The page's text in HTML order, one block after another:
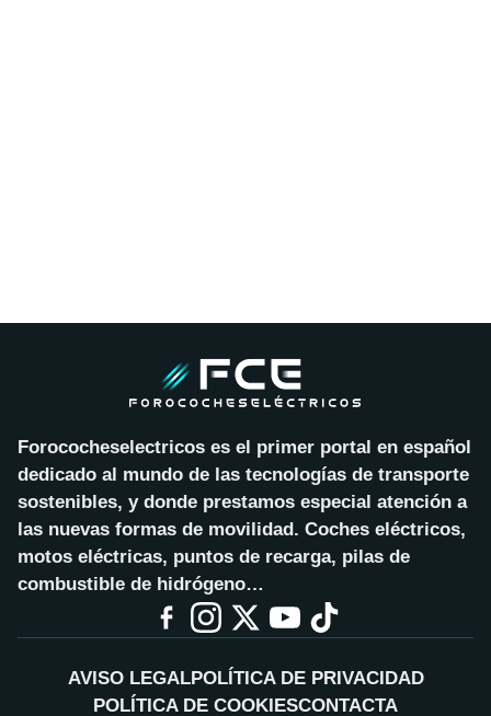
Forococheselectricos es el primer portal en español
dedicado al mundo de las tecnologías de transporte
sostenibles, y donde prestamos especial atención a
las nuevas formas de movilidad. Coches eléctricos,
motos eléctricas, puntos de recarga, pilas de
combustible de hidrógeno…
AVISO LEGALPOLÍTICA DE PRIVACIDAD
POLÍTICA DE COOKIESCONTACTA